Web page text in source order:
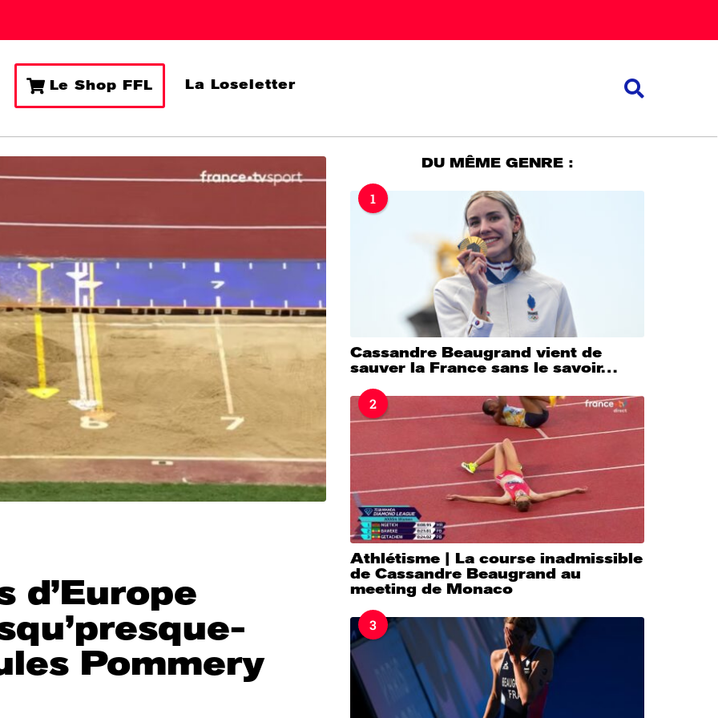
Le Shop FFL La Loseletter
d’Europe
Pommery
DU MÊME GENRE :
1
Cassandre Beaugrand vient de
sauver la France sans le savoir…
2
Athlétisme | La course inadmissible
de Cassandre Beaugrand au
meeting de Monaco
3